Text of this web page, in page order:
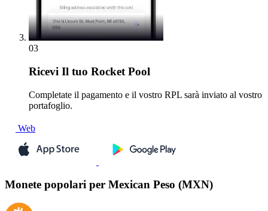
03
Ricevi Il tuo Rocket Pool
Completate il pagamento e il vostro RPL sarà inviato al vostro
portafoglio.
Web
Monete popolari per Mexican Peso (MXN)